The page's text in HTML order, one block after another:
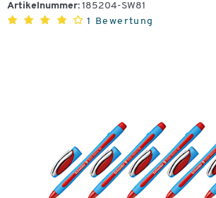
Artikelnummer: 185204-SW81
1 Bewertung